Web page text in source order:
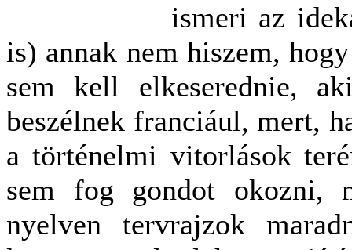
ismeri az
is) annak nem hiszem,
sem kell elkeserednie,
beszélnek franciául, mert,
a történelmi vitorlások
sem fog gondot okozni,
nyelven tervrajzok